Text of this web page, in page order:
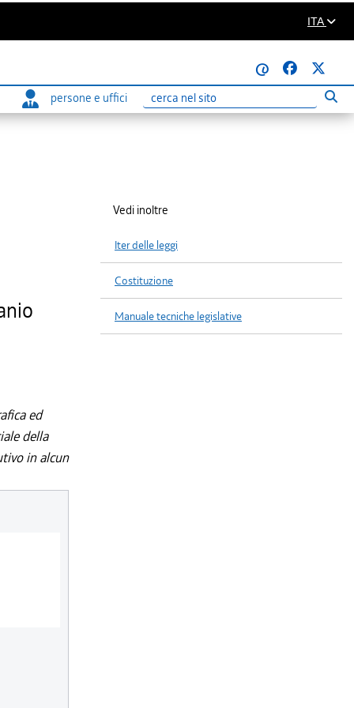
ITA
@
persone e uffici
Ricerca
ed
della
in alcun
Vedi inoltre
Iter delle leggi
Costituzione
Manuale tecniche legislative